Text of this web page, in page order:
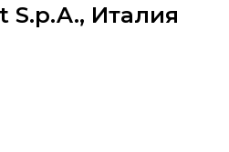
S.p.A., Италия